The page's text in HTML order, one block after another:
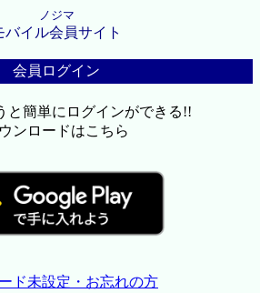
ノジマ
バイル会員サイト
会員ログイン
と簡単にログインができる!!
ンロードはこちら
ド未設定・お忘れの方